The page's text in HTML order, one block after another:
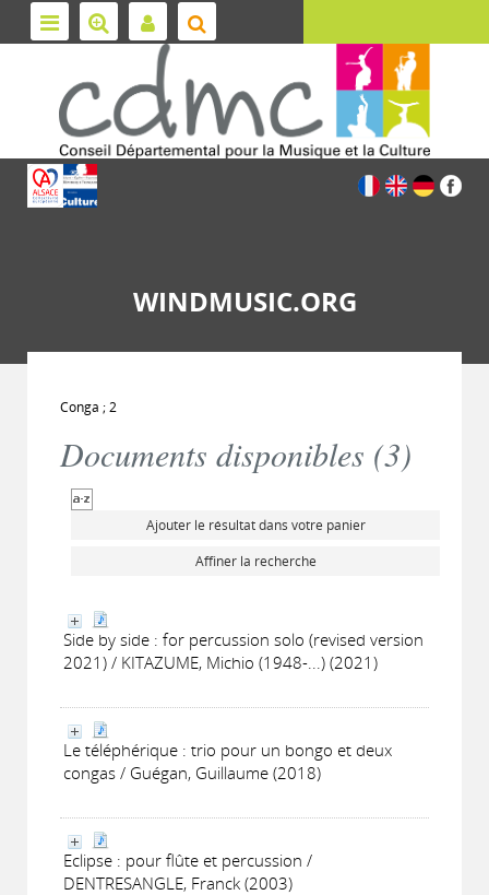
WINDMUSIC.ORG
Conga ; 2
Documents disponibles (3)
Ajouter le résultat dans votre panier
Affiner la recherche
Side by side : for percussion solo (revised version
2021) / KITAZUME, Michio (1948-...) (2021)
Le téléphérique : trio pour un bongo et deux
congas / Guégan, Guillaume (2018)
Eclipse : pour flûte et percussion /
DENTRESANGLE, Franck (2003)